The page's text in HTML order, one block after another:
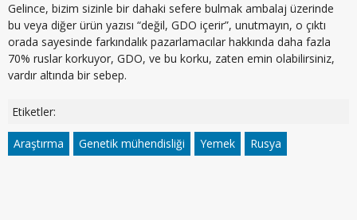
Gelince, bizim sizinle bir dahaki sefere bulmak ambalaj üzerinde
bu veya diğer ürün yazısı “değil, GDO içerir”, unutmayın, o çıktı
orada sayesinde farkındalık pazarlamacılar hakkında daha fazla
70% ruslar korkuyor, GDO, ve bu korku, zaten emin olabilirsiniz,
vardır altında bir sebep.
Etiketler:
Araştırma Genetik mühendisliği Yemek Rusya